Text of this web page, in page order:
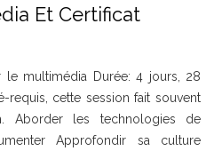
Et Certificat
le multimédia Durée: 4 jours, 28
requis, cette session fait souvent
Aborder les technologies de
Approfondir sa culture